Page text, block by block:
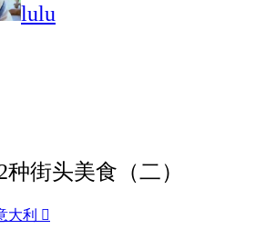
lulu
街头美食（二）
大利 